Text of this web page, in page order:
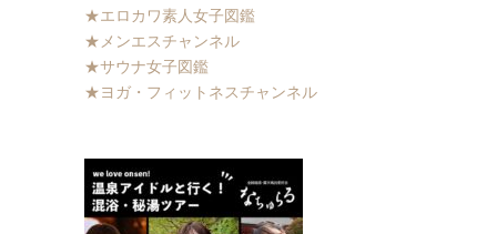
★エロカワ素人女子図鑑
★メンエスチャンネル
★サウナ女子図鑑
★ヨガ・フィットネスチャンネル